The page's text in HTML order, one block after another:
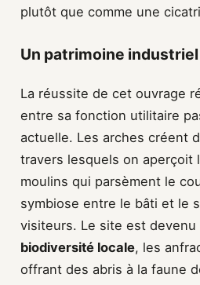
plutôt que comme une
Un patrimoine
La réussite de cet ouvrage
entre sa fonction utilitaire
actuelle. Les arches créent
travers lesquels on aperçoit
moulins qui parsèment le
symbiose entre le bâti et le
visiteurs. Le site est
biodiversité locale, les
offrant des abris à la faune